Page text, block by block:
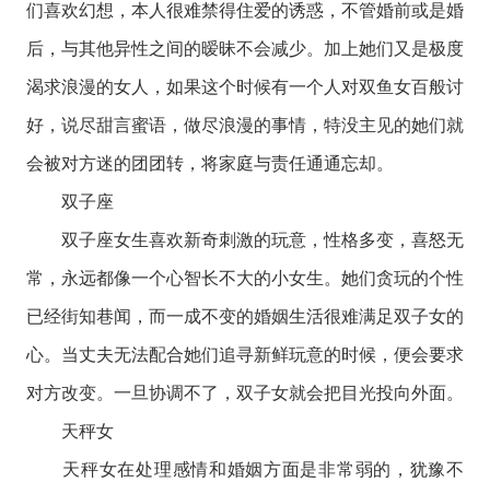
们喜欢幻想，本人很难禁得住爱的诱惑，不管婚前或是婚
后，与其他异性之间的暧昧不会减少。加上她们又是极度
渴求浪漫的女人，如果这个时候有一个人对双鱼女百般讨
好，说尽甜言蜜语，做尽浪漫的事情，特没主见的她们就
会被对方迷的团团转，将家庭与责任通通忘却。
双子座
双子座女生喜欢新奇刺激的玩意，性格多变，喜怒无
常，永远都像一个心智长不大的小女生。她们贪玩的个性
已经街知巷闻，而一成不变的婚姻生活很难满足双子女的
心。当丈夫无法配合她们追寻新鲜玩意的时候，便会要求
对方改变。一旦协调不了，双子女就会把目光投向外面。
天秤女
天秤女在处理感情和婚姻方面是非常弱的，犹豫不